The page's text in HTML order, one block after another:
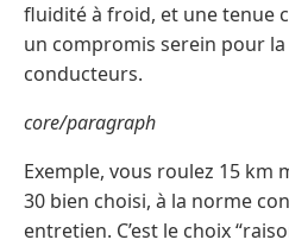
fluidité à froid, et une tenue
un compromis serein pour
conducteurs.
core/paragraph
Exemple, vous roulez 15 km
30 bien choisi, à la norme
entretien. C’est le choix